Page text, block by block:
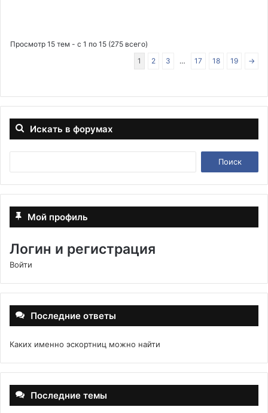
Просмотр 15 тем - с 1 по 15 (275 всего)
1
2 3 … 17 18 19 →
Искать в форумах
Мой профиль
Логин и регистрация
Войти
Последние ответы
Каких именно эскортниц можно найти
Последние темы